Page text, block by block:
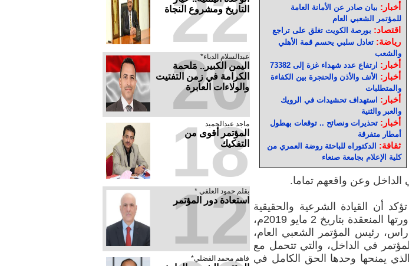
أخبار: بيان صادر عن الأمانة العامة
للمؤتمر الشعبي العام
اقتصاد: بورصة الكويت تغلق على تراجع
رياضة:تعادل سلبي يحسم قمة الأهلي
والشعب
أخبار: ارتفاع عدد شهداء غزة إلى 73382
أخبار: الأنف والأذن والحنجرة بين الكفاءة
والمتطلبات
أخبار: استهداف تحشيدات في الرويك
والعبر والثنية
أخبار:تحذيرات ونصائح .. توقعات بهطول
أمطار متفرقة
ثقافة: الدكتوراه للباحثة روضة العمري من
كلية الإعلام بجامعة صنعاء
الداخل وعن واقعهم تماما.
أن القيادة الشرعية والحقيقية
للمؤتمر هي القيادة المنتخبة من قبل اللجنة الدائمة الرئيسية في دورتها المنعقدة بتاريخ 2 مايو 2019م،
رئيس المؤتمر الشعبي العام،
في الداخل، والتي تتحمل مع
الذي يمنحها وحدها الحق الكامل في
التاريخ ومشروع النجاة
22
عبدالسلام الدباء*
​اليمن الكبير.. مَلحمة
الكرامة في زمن التفتيت
والولاءات العابرة
20
ماجد عبدالحميد
المؤتمر أقوى من
التفكيك
18
بقلم حمود العلفي *
استعادة دور المؤتمر
12
فاهم محمد الفضلي*